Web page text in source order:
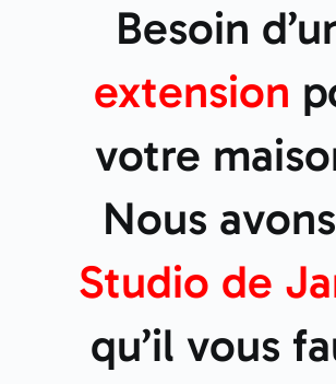
Besoin
extension
votre
Nous
Studio de
qu’il vous